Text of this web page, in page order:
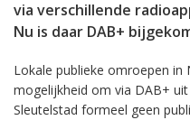
via verschillende
Nu is daar DAB+
Lokale publieke omroepen in
mogelijkheid om via DAB+
Sleutelstad formeel geen